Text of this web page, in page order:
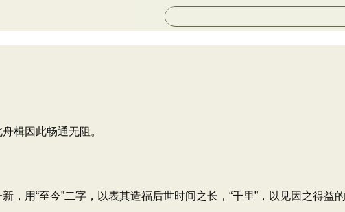
楫因此畅通无阻。
用“至今”二字，以表其造福后世时间之长，“千里”，以见因之得益